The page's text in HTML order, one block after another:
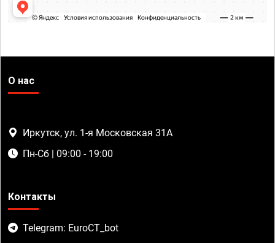
О нас
Иркутск, ул. 1-я Московская 31А
Пн-Сб | 09:00 - 19:00
Контакты
Telegram: EuroCT_bot